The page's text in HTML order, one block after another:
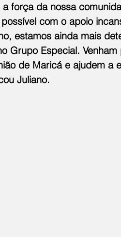
força da nossa
com o apoio
estamos ainda mais
Grupo Especial.
de Maricá e ajudem a
Juliano.